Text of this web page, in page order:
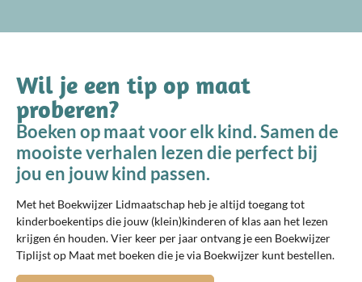
Wil je een tip op maat
proberen?
Boeken op maat voor elk kind. Samen de
mooiste verhalen lezen die perfect bij
jou en jouw kind passen.
Met het Boekwijzer Lidmaatschap heb je altijd toegang tot
kinderboekentips die jouw (klein)kinderen of klas aan het lezen
krijgen én houden. Vier keer per jaar ontvang je een Boekwijzer
Tiplijst op Maat met boeken die je via Boekwijzer kunt bestellen.